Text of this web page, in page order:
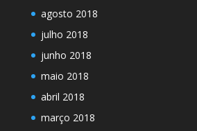
agosto 2018
julho 2018
junho 2018
maio 2018
abril 2018
março 2018